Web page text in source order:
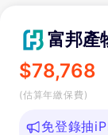
富邦產
$78,768
(估算年繳保費)
免登錄抽